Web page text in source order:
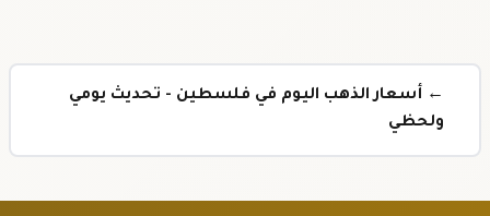
← أسعار الذهب اليوم في فلسطين - تحديث يومي
ولحظي